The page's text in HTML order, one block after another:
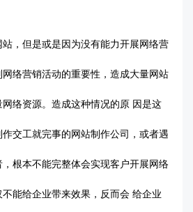
，但是或是因为没有能力开展网络营
络营销活动的重要性，造成大量网站
络资源。造成这种情况的原 因是这
交工就完事的网站制作公司，或者遇
根本不能完整体会实现客户开展网络
能给企业带来效果，反而会 给企业